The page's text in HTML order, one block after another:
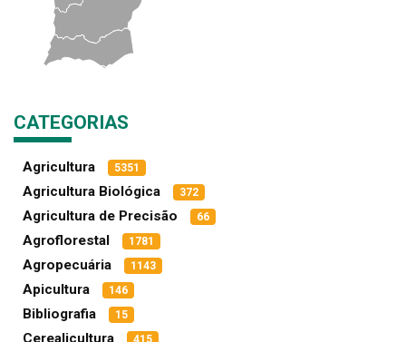
CATEGORIAS
Agricultura 5351
Agricultura Biológica 372
Agricultura de Precisão 66
Agroflorestal 1781
Agropecuária 1143
Apicultura 146
Bibliografia 15
Cerealicultura 415